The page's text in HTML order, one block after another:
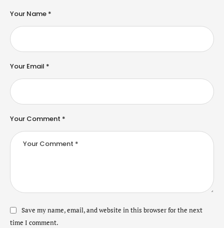
Your Comment *
Your Name *
Your Email *
Save my name, email, and website in this browser for the next
time I comment.